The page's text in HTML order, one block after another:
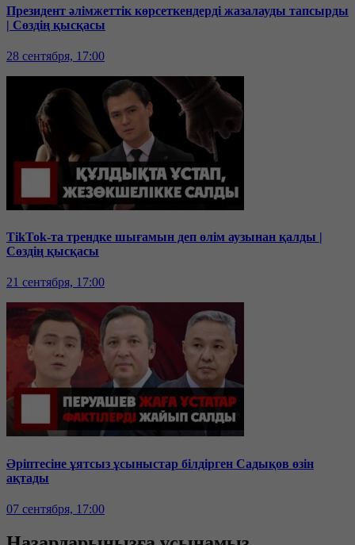
Президент әлімжеттік көрсеткендерді жазалауды тапсырды
| Сөздің қысқасы
28 сентября, 17:00
TikTok-та трендке шығамын деп өлім аузынан қалды |
Сөздің қысқасы
21 сентября, 17:00
Әріптесіне ұятсыз ұсыныстар білдірген Садықов өзін
ақтады
07 сентября, 17:00